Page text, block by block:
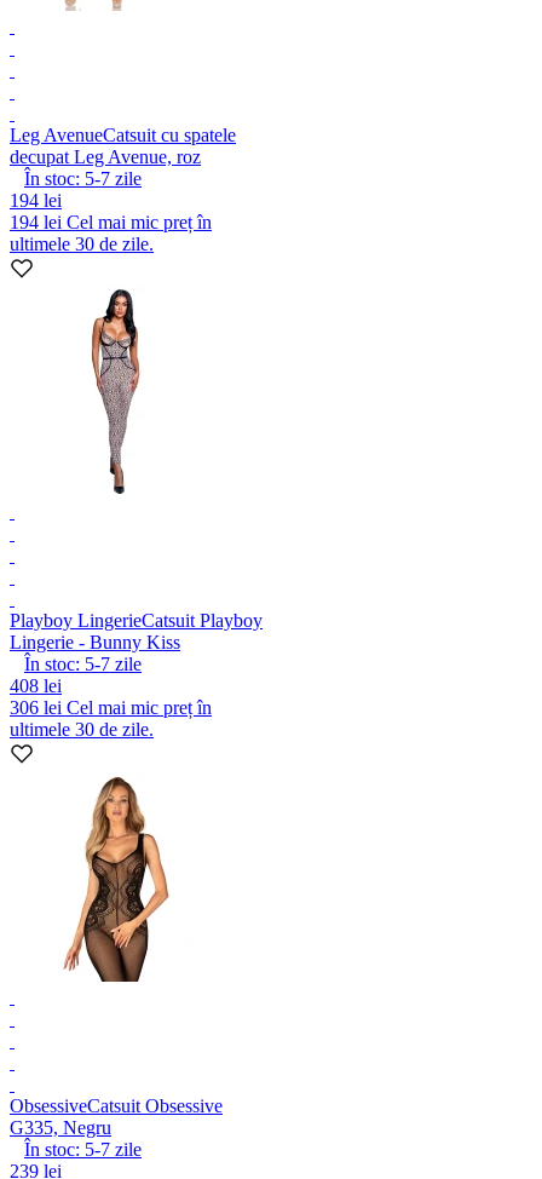
Leg AvenueCatsuit cu spatele
decupat Leg Avenue, roz
În stoc: 5-7 zile
194 lei
194 lei Cel mai mic preț în
ultimele 30 de zile.
Playboy LingerieCatsuit Playboy
Lingerie - Bunny Kiss
În stoc: 5-7 zile
408 lei
306 lei Cel mai mic preț în
ultimele 30 de zile.
ObsessiveCatsuit Obsessive
G335, Negru
În stoc: 5-7 zile
239 lei